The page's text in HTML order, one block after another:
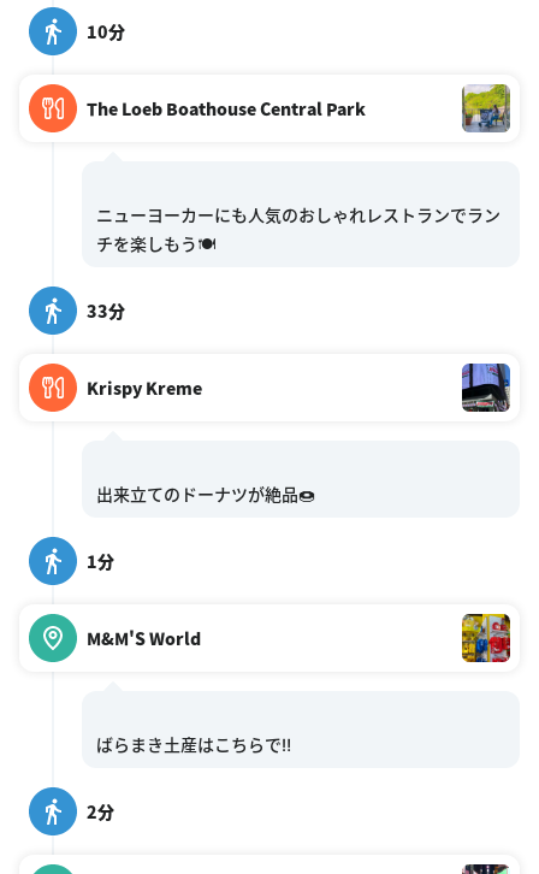
10分
The Loeb Boathouse Central Park
ニューヨーカーにも人気のおしゃれレストランでラン
33分
Krispy Kreme
1分
M&M'S World
2分